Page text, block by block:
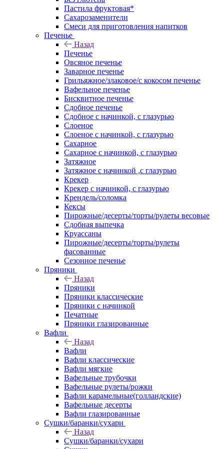
Пастила фруктовая*
Сахарозаменители
Смеси для приготовления напитков
Печенье
Назад
Печенье
Овсяное печенье
Заварное печенье
Грильяжное/злаковое/с кокосом печенье
Вафельное печенье
Бисквитное печенье
Сдобное печенье
Сдобное с начинкой, с глазурью
Слоеное
Слоеное с начинкой, с глазурью
Сахарное
Сахарное с начинкой, с глазурью
Затяжное
Затяжное с начинкой ,с глазурью
Крекер
Крекер с начинкой, с глазурью
Крендель/соломка
Кексы
Пирожные/десерты/торты/рулеты весовые
Сдобная выпечка
Круассаны
Пирожные/десерты/торты/рулеты
фасованные
Сезонное печенье
Пряники
Назад
Пряники
Пряники классические
Пряники с начинкой
Печатные
Пряники глазированные
Вафли
Назад
Вафли
Вафли классические
Вафли мягкие
Вафельные трубочки
Вафельные рулеты/рожки
Вафли карамельные(голландские)
Вафельные десерты
Вафли глазированные
Сушки/баранки/сухари
Назад
Сушки/баранки/сухари